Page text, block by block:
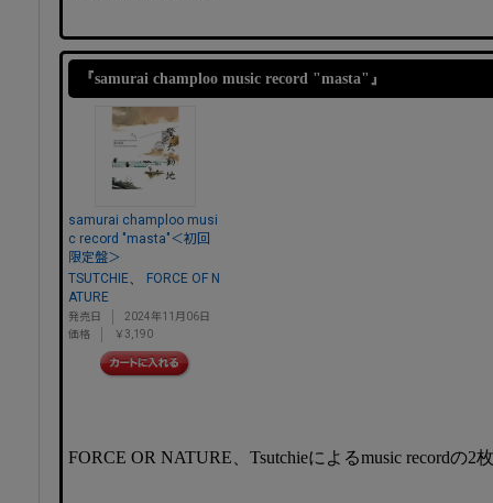
『samurai champloo music record "masta"』
samurai champloo musi
c record "masta"＜初回
限定盤＞
TSUTCHIE、
FORCE OF N
ATURE
発売日
2024年11月06日
価格
￥3,190
FORCE OR NATURE、Tsutchieによるmusic recordの2